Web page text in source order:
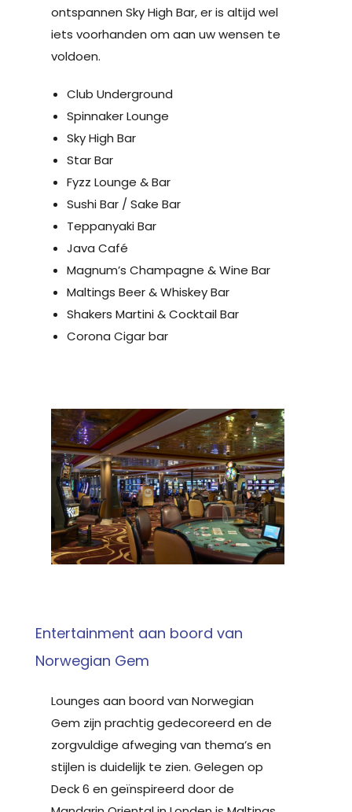
ontspannen Sky High Bar, er is altijd wel
iets voorhanden om aan uw wensen te
voldoen.
Club Underground
Spinnaker Lounge
Sky High Bar
Star Bar
Fyzz Lounge & Bar
Sushi Bar / Sake Bar
Teppanyaki Bar
Java Café
Magnum’s Champagne & Wine Bar
Maltings Beer & Whiskey Bar
Shakers Martini & Cocktail Bar
Corona Cigar bar
Entertainment aan boord van
Norwegian Gem
Lounges aan boord van Norwegian
Gem zijn prachtig gedecoreerd en de
zorgvuldige afweging van thema’s en
stijlen is duidelijk te zien. Gelegen op
Deck 6 en geïnspireerd door de